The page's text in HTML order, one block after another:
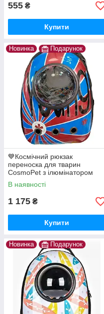
555 ₴
Купити
Новинка Подарунок
💙Космічний рюкзак
переноска для тварин
CosmoPet з ілюмінатором
для собак та котів Червоно-
синій
В наявності
1 175 ₴
Купити
Новинка Подарунок